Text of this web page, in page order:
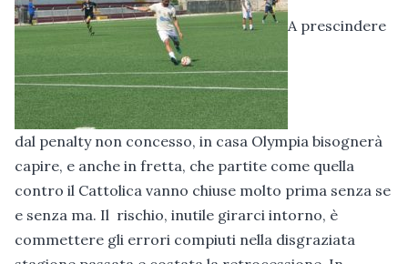
A prescindere
dal penalty non concesso, in casa Olympia bisognerà
capire, e anche in fretta, che partite come quella
contro il Cattolica vanno chiuse molto prima senza se
e senza ma. Il rischio, inutile girarci intorno, è
commettere gli errori compiuti nella disgraziata